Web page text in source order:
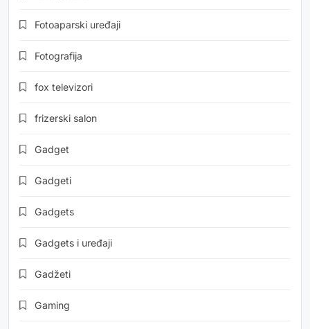
Fotoaparski uređaji
Fotografija
fox televizori
frizerski salon
Gadget
Gadgeti
Gadgets
Gadgets i uređaji
Gadžeti
Gaming